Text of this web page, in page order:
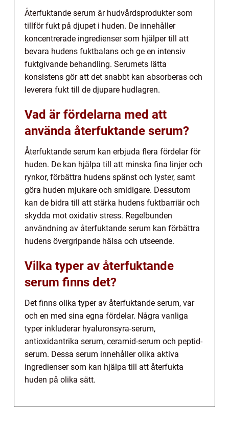
Återfuktande serum är hudvårdsprodukter som
tillför fukt på djupet i huden. De innehåller
koncentrerade ingredienser som hjälper till att
bevara hudens fuktbalans och ge en intensiv
fuktgivande behandling. Serumets lätta
konsistens gör att det snabbt kan absorberas och
leverera fukt till de djupare hudlagren.
Vad är fördelarna med att
använda återfuktande serum?
Återfuktande serum kan erbjuda flera fördelar för
huden. De kan hjälpa till att minska fina linjer och
rynkor, förbättra hudens spänst och lyster, samt
göra huden mjukare och smidigare. Dessutom
kan de bidra till att stärka hudens fuktbarriär och
skydda mot oxidativ stress. Regelbunden
användning av återfuktande serum kan förbättra
hudens övergripande hälsa och utseende.
Vilka typer av återfuktande
serum finns det?
Det finns olika typer av återfuktande serum, var
och en med sina egna fördelar. Några vanliga
typer inkluderar hyaluronsyra-serum,
antioxidantrika serum, ceramid-serum och peptid-
serum. Dessa serum innehåller olika aktiva
ingredienser som kan hjälpa till att återfukta
huden på olika sätt.